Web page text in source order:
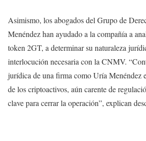
Asimismo, los abogados del Grupo de
Menéndez han ayudado a la compañía a
token 2GT, a determinar su naturaleza
interlocución necesaria con la CNMV.
jurídica de una firma como Uría Menéndez
de los criptoactivos, aún carente de
clave para cerrar la operación”, explican